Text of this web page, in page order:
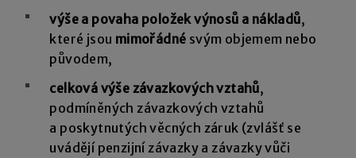
výše a povaha položek výnosů a nákladů,
které jsou mimořádné svým objemem nebo
původem,
celková výše závazkových vztahů,
podmíněných závazkových vztahů
a poskytnutých věcných záruk (zvlášť se
uvádějí penzijní závazky a závazky vůči